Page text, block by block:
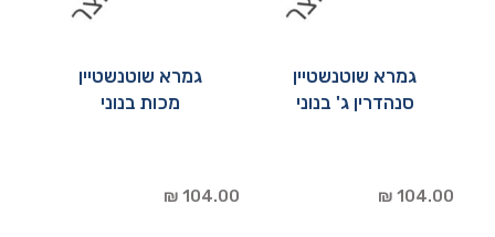
גמרא שוטנשטיין
סנהדרין ג' בנוני
104.00 ₪
גמרא שוטנשטיין
מכות בנוני
104.00 ₪